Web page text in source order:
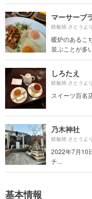
マーサーブ
鉄板焼 さとうよ
暖炉のあるこ
並ぶことが多
しろたえ
鉄板焼 さとうよ
スイーツ百名
乃木神社
鉄板焼 さとうよ
2022年7月10
チ...
基本情報